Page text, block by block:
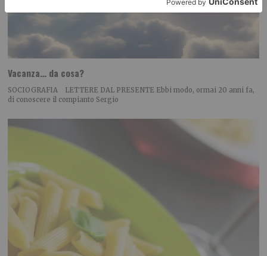
Vacanza… da cosa?
SOCIOGRAFIA LETTERE DAL PRESENTE Ebbi modo, ormai 20 anni fa,
di conoscere il compianto Sergio